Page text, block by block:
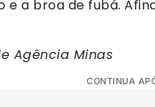
e a broa de fubá.
Agência Minas
CONTINUA